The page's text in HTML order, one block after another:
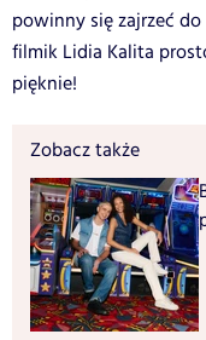
powinny się zajrzeć
filmik Lidia Kalita
pięknie!
Zobacz także